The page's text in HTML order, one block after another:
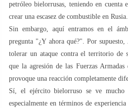
petróleo bielorrusas, teniendo en
crear una escasez de combustible en Rusia.
Sin embargo, aquí entramos en el
pregunta "¿Y ahora qué?". Por
tolerar un ataque contra el territorio de
que la agresión de las Fuerzas
provoque una reacción completamente
Sí, el ejército bielorruso se ve mucho
especialmente en términos de